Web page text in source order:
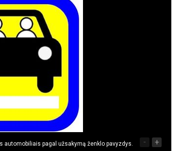
automobiliais pagal užsakymą ženklo pavyzdys. - +